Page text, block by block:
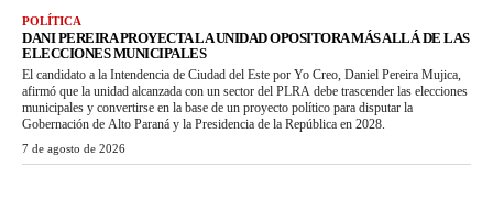
POLÍTICA
DANI PEREIRA PROYECTA LA UNIDAD OPOSITORA MÁS ALLÁ DE LAS
ELECCIONES MUNICIPALES
El candidato a la Intendencia de Ciudad del Este por Yo Creo, Daniel Pereira Mujica,
afirmó que la unidad alcanzada con un sector del PLRA debe trascender las elecciones
municipales y convertirse en la base de un proyecto político para disputar la
Gobernación de Alto Paraná y la Presidencia de la República en 2028.
7 de agosto de 2026